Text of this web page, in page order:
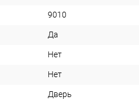
9010
Да
Нет
Нет
Дверь